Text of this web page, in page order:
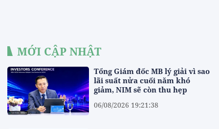
MỚI CẬP NHẬT
Tổng Giám đốc MB lý giải vì sao
lãi suất nửa cuối năm khó
giảm, NIM sẽ còn thu hẹp
06/08/2026 19:21:38